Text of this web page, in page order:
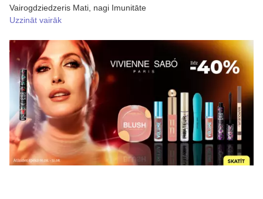
Vairogdziedzeris Mati, nagi Imunitāte
Uzzināt vairāk